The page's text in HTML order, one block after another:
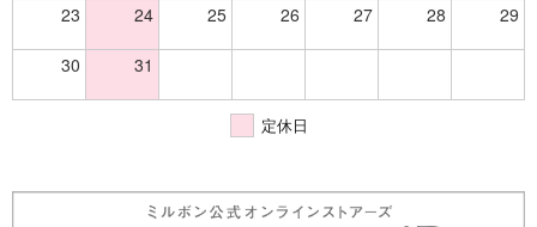
23 24 25 26 27 28 29
30 31
定休日